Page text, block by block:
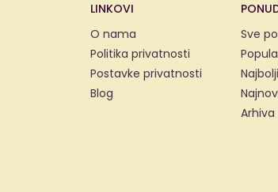
LINKOVI
O nama
Politika privatnosti
Postavke privatnosti
Blog
Sve